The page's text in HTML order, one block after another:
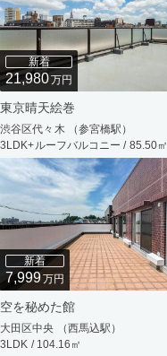
新着
21,980万円
東京晴天絵巻
渋谷区代々木 （参宮橋駅）
3LDK+ルーフバルコニー / 85.50㎡
新着
7,999万円
空を秘めた館
大田区中央 （西馬込駅）
3LDK / 104.16㎡